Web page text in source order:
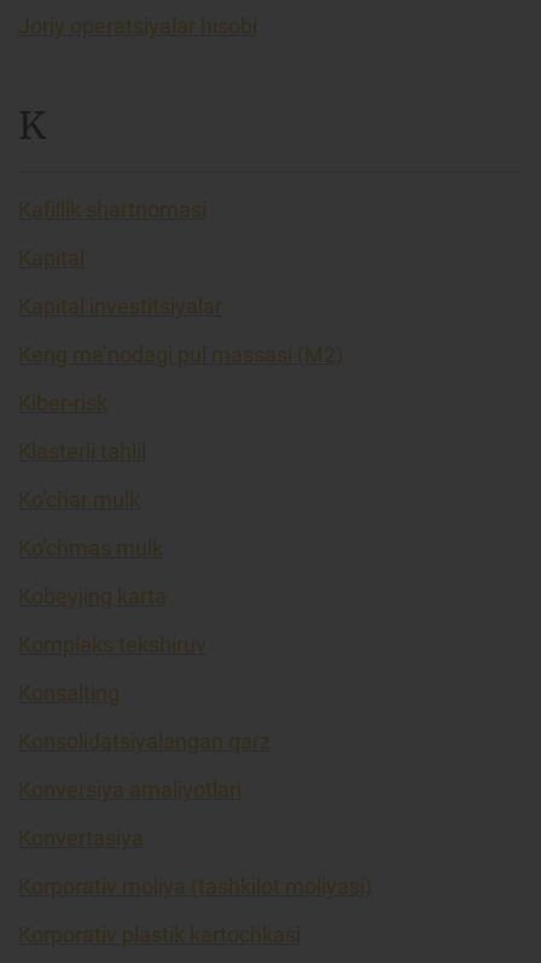
Joriy operatsiyalar hisobi
K
Kafillik shartnomasi
Kapital
Kapital investitsiyalar
Keng ma’nodagi pul massasi (M2)
Kiber-risk
Klasterli tahlil
Ko’char mulk
Ko’chmas mulk
Kobeyjing karta
Kompleks tekshiruv
Konsalting
Konsolidatsiyalangan qarz
Konversiya amaliyotlari
Konvertasiya
Korporativ moliya (tashkilot moliyasi)
Korporativ plastik kartochkasi